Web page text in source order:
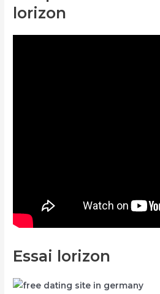
lorizon
Essai lorizon